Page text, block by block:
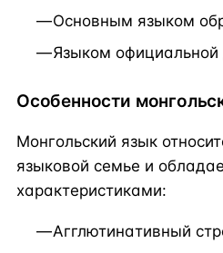
Основным языком
Языком официальной
Особенности
Монгольский язык
языковой семье и
характеристиками:
Агглютинативный